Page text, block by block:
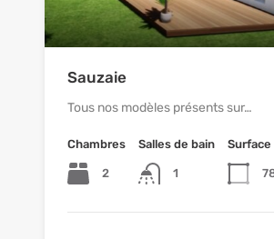
Sauzaie
Tous nos modèles présents sur…
Chambres
2
Salles de bain
1
Surface